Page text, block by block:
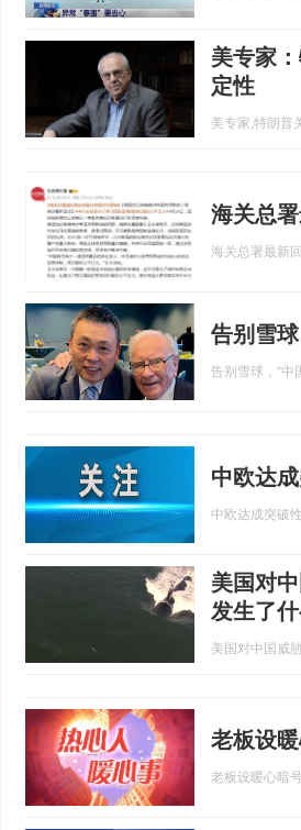
美专家
定性
美专家,特朗普
海关总
海关总署最新
告别雪
告别雪球，“中
中欧达
中欧达成突破
美国对
发生了
美国对中国威
老板设
老板设暖心暗